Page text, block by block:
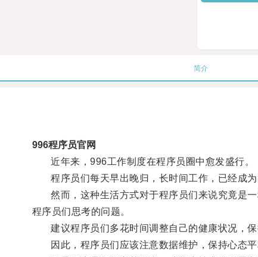
简介
996程序员官网
近年来，996工作制度在程序员圈中愈发盛行。
程序员们每天早出晚归，长时间工作，已经成为
然而，这种生活方式对于程序员们来说究竟是一
程序员们思考的问题。
建议程序员们多花时间调整自己的健康状况，保
因此，程序员们应该注意数据维护，保持心态平